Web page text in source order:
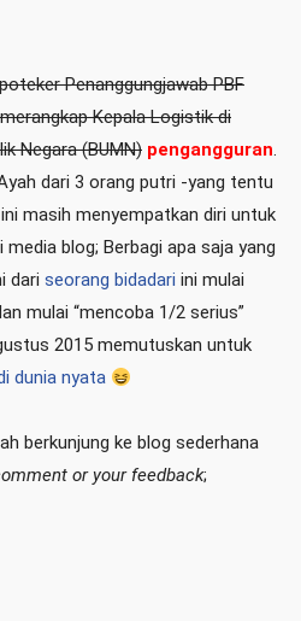
Penanggungjawab PBF
Kepala Logistik di
Negara (BUMN) pengangguran.
dari 3 orang putri -yang tentu
masih menyempatkan diri untuk
blog; Berbagi apa saja yang
dari seorang bidadari ini mulai
mulai “mencoba 1/2 serius”
2015 memutuskan untuk
dunia nyata
berkunjung ke blog sederhana
or your feedback;